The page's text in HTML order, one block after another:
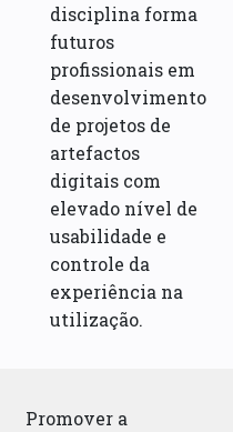
disciplina forma
futuros
profissionais em
desenvolvimento
de projetos de
artefactos
digitais com
elevado nível de
usabilidade e
controle da
experiência na
utilização.
Promover a